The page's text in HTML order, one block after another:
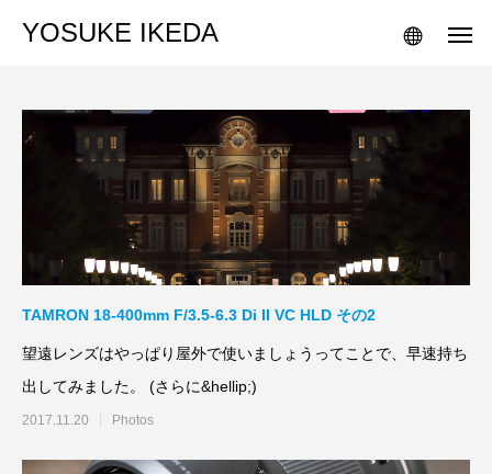
YOSUKE IKEDA
TAMRON 18-400mm F/3.5-6.3 Di II VC HLD その2
望遠レンズはやっぱり屋外で使いましょうってことで、早速持ち
出してみました。 (さらに&hellip;)
2017.11.20 Photos